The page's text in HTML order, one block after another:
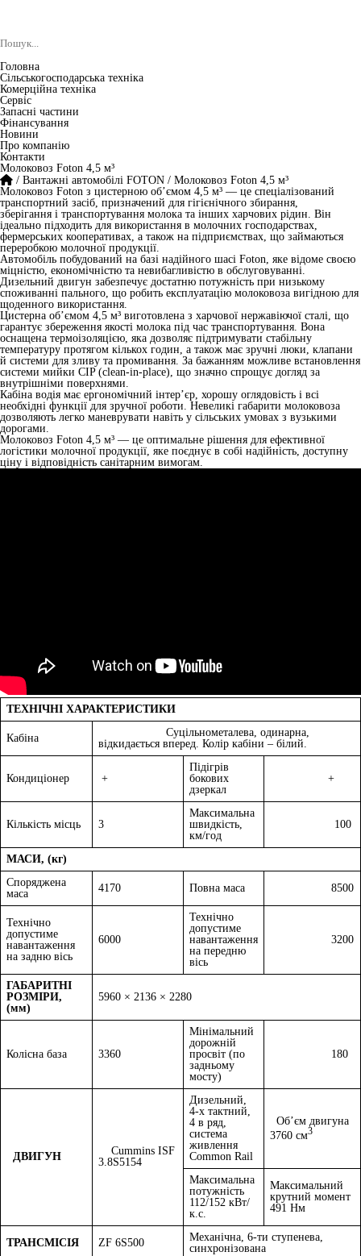
Головна
Сільськогосподарська техніка
Комерційна техніка
Сервіс
Запасні частини
Фінансування
Новини
Про компанію
Контакти
Молоковоз Foton 4,5 м³
/ Вантажні автомобілі FOTON / Молоковоз Foton 4,5 м³
Молоковоз Foton з цистерною об’ємом 4,5 м³ — це спеціалізований
транспортний засіб, призначений для гігієнічного збирання,
зберігання і транспортування молока та інших харчових рідин. Він
ідеально підходить для використання в молочних господарствах,
фермерських кооперативах, а також на підприємствах, що займаються
переробкою молочної продукції.
Автомобіль побудований на базі надійного шасі Foton, яке відоме своєю
міцністю, економічністю та невибагливістю в обслуговуванні.
Дизельний двигун забезпечує достатню потужність при низькому
споживанні пального, що робить експлуатацію молоковоза вигідною для
щоденного використання.
Цистерна об’ємом 4,5 м³ виготовлена з харчової нержавіючої сталі, що
гарантує збереження якості молока під час транспортування. Вона
оснащена термоізоляцією, яка дозволяє підтримувати стабільну
температуру протягом кількох годин, а також має зручні люки, клапани
й системи для зливу та промивання. За бажанням можливе встановлення
системи мийки CIP (clean-in-place), що значно спрощує догляд за
внутрішніми поверхнями.
Кабіна водія має ергономічний інтер’єр, хорошу оглядовість і всі
необхідні функції для зручної роботи. Невеликі габарити молоковоза
дозволяють легко маневрувати навіть у сільських умовах з вузькими
дорогами.
Молоковоз Foton 4,5 м³ — це оптимальне рішення для ефективної
логістики молочної продукції, яке поєднує в собі надійність, доступну
ціну і відповідність санітарним вимогам.
ТЕХНІЧНІ ХАРАКТЕРИСТИКИ
Кабіна
Суцільнометалева, одинарна,
відкидається вперед. Колір кабіни – білий.
Кондиціонер +
Підігрів
бокових
дзеркал
+
Кількість місць 3
Максимальна
швидкість,
км/год
100
МАСИ, (кг)
Споряджена
маса
4170 Повна маса 8500
Технічно
допустиме
навантаження
на задню вісь
6000
Технічно
допустиме
навантаження
на передню
вісь
3200
ГАБАРИТНІ
РОЗМІРИ,
(мм)
5960 × 2136 × 2280
Колісна база 3360
Мінімальний
дорожній
просвіт (по
задньому
мосту)
180
ДВИГУН
Cummins ISF
3.8S5154
Дизельний,
4-х тактний,
4 в ряд,
система
живлення
Common Rail
Об’єм двигуна
3760 см3
Максимальна
потужність
112/152 кВт/
к.с.
Максимальний
крутний момент
491 Нм
ТРАНСМІСІЯ ZF 6S500
Механічна, 6-ти ступенева,
синхронізована